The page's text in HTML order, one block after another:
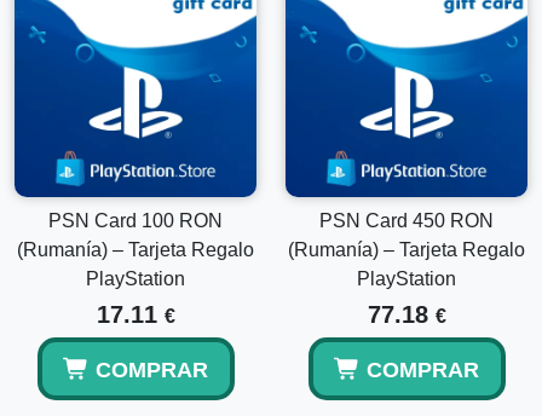
¿Este código se entrega por correo electrónico?
Sí, este es un código de billetera PSN digital entregado
electrónicamente.
¿Puedo combinarlo con mi saldo actual de la
billetera?
Sí, la cantidad canjeada se agrega a tus fondos existentes
de la billetera de PlayStation.
PSN Card 100 RON
(Rumanía) – Tarjeta Regalo
PlayStation
17.11 €
COMPRAR
PSN Card 450 RON
(Rumanía) – Tarjeta Regalo
PlayStation
77.18 €
COMPRAR